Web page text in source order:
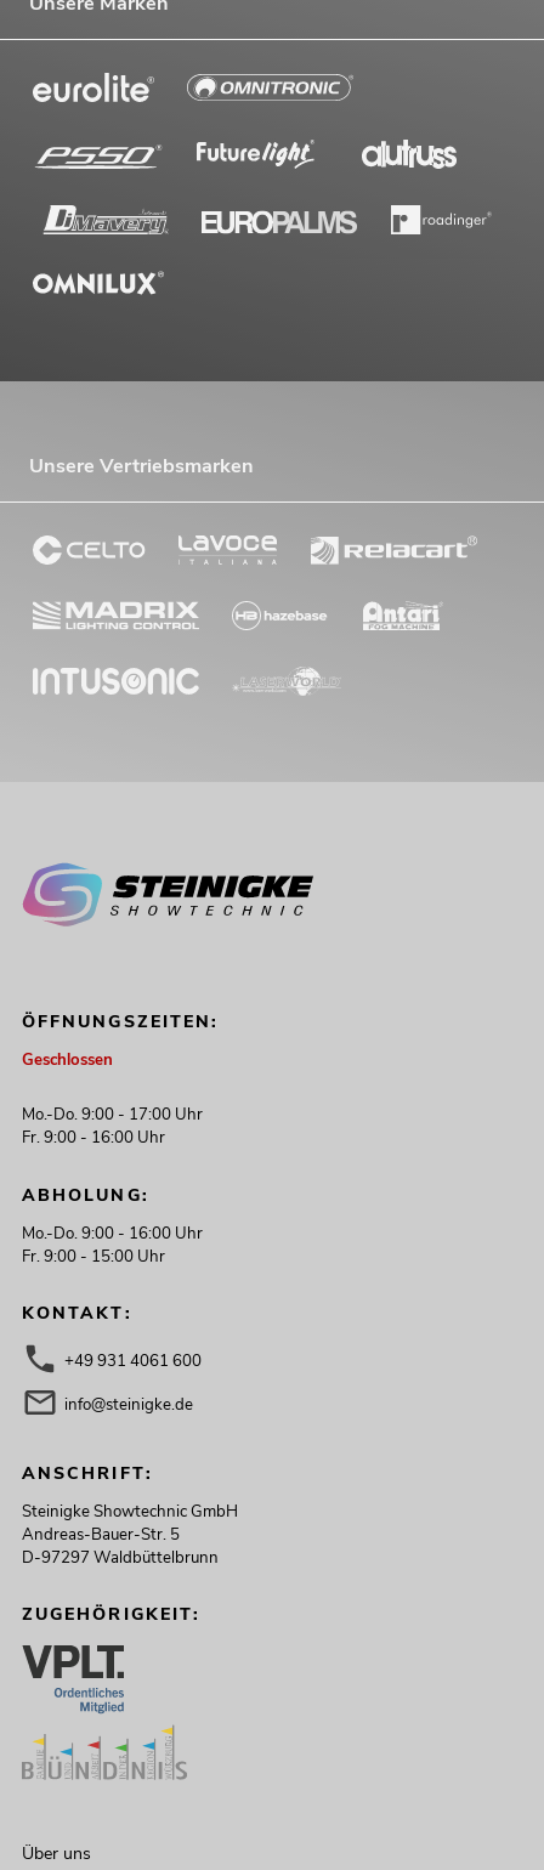
Unsere Vertriebsmarken
ÖFFNUNGSZEITEN:
Geschlossen
Mo.-Do. 9:00 - 17:00 Uhr
Fr. 9:00 - 16:00 Uhr
ABHOLUNG:
Mo.-Do. 9:00 - 16:00 Uhr
Fr. 9:00 - 15:00 Uhr
KONTAKT:
+49 931 4061 600
info@steinigke.de
ANSCHRIFT:
Steinigke Showtechnic GmbH
Andreas-Bauer-Str. 5
D-97297 Waldbüttelbrunn
ZUGEHÖRIGKEIT:
Über uns